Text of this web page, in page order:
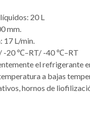
20 L
mm.
17 L/min.
-20 ℃–RT/ -40 ℃–RT
el refrigerante
a bajas
hornos de